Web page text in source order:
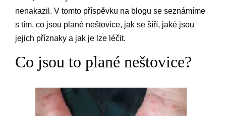
nenakazil. V tomto příspěvku na blogu se seznámíme
s tím, co jsou plané neštovice, jak se šíří, jaké jsou
jejich příznaky a jak je lze léčit.
Co jsou to plané neštovice?